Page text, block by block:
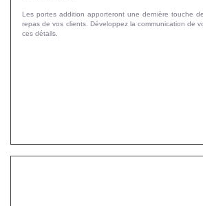
Les portes addition apporteront une dernière touche
repas de vos clients. Développez la communication de
ces détails.